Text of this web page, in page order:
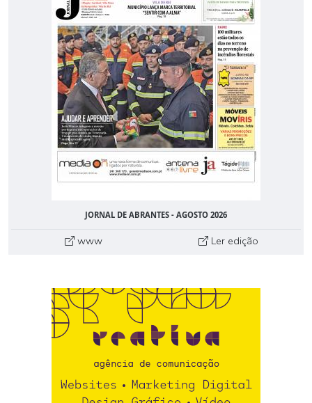
JORNAL DE ABRANTES - AGOSTO 2026
www Ler edição